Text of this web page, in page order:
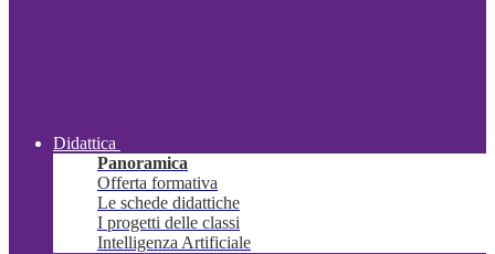
Didattica
Panoramica
Offerta formativa
Le schede didattiche
I progetti delle classi
Intelligenza Artificiale